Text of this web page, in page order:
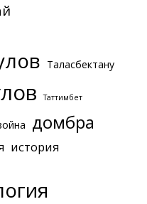
Таласбектану
Таттимбет
домбра
история